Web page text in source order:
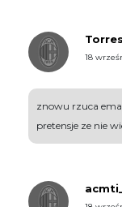
18
znowu rzuca
pretensje ze nie